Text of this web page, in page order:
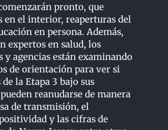
pronto, que
en el interior, reaperturas del
en persona. Además,
expertos en salud, los
y agencias están examinando
de orientación para ver si
la Etapa 3 bajo sus
reanudarse de manera
de transmisión, el
y las cifras de